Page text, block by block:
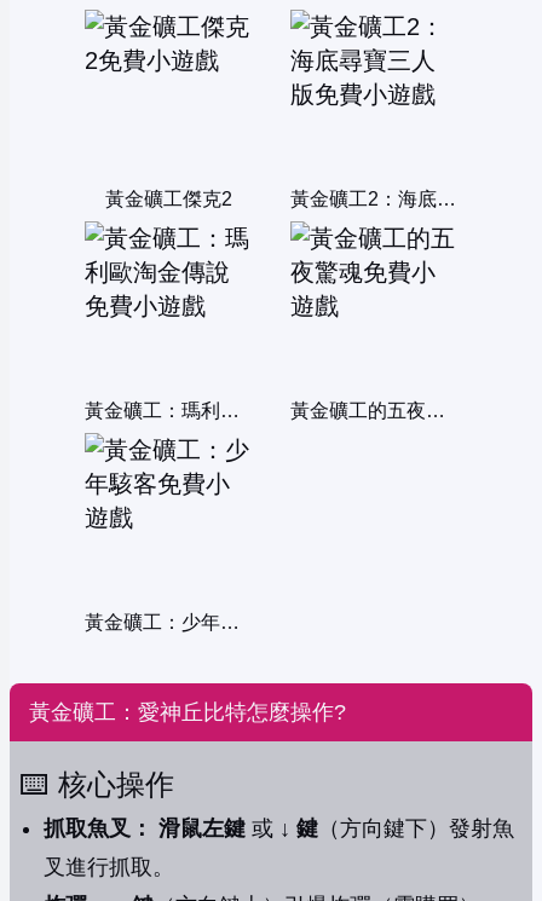
黃金礦工傑克2 黃金礦工2：海底尋寶三人版
黃金礦工：瑪利歐淘金傳說 黃金礦工的五夜驚魂
黃金礦工：少年駭客
黃金礦工：愛神丘比特怎麼操作?
⌨️ 核心操作
抓取魚叉： 滑鼠左鍵 或 ↓ 鍵 （方向鍵下）發射魚
叉進行抓取。